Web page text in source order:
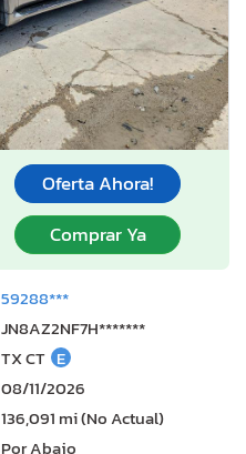
Oferta Ahora!
Comprar Ya
59288***
JN8AZ2NF7H*******
TX CT E
08/11/2026
136,091 mi (No Actual)
Por Abajo